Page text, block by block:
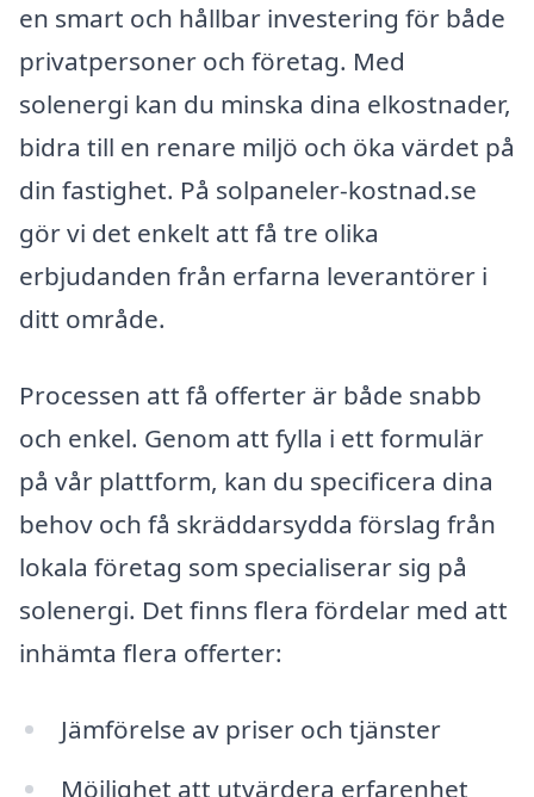
en smart och hållbar investering för både
privatpersoner och företag. Med
solenergi kan du minska dina elkostnader,
bidra till en renare miljö och öka värdet på
din fastighet. På solpaneler-kostnad.se
gör vi det enkelt att få tre olika
erbjudanden från erfarna leverantörer i
ditt område.
Processen att få offerter är både snabb
och enkel. Genom att fylla i ett formulär
på vår plattform, kan du specificera dina
behov och få skräddarsydda förslag från
lokala företag som specialiserar sig på
solenergi. Det finns flera fördelar med att
inhämta flera offerter:
Jämförelse av priser och tjänster
Möjlighet att utvärdera erfarenhet